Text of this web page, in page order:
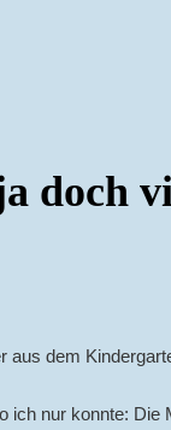
doch
aus dem
ich nur konnte: Die